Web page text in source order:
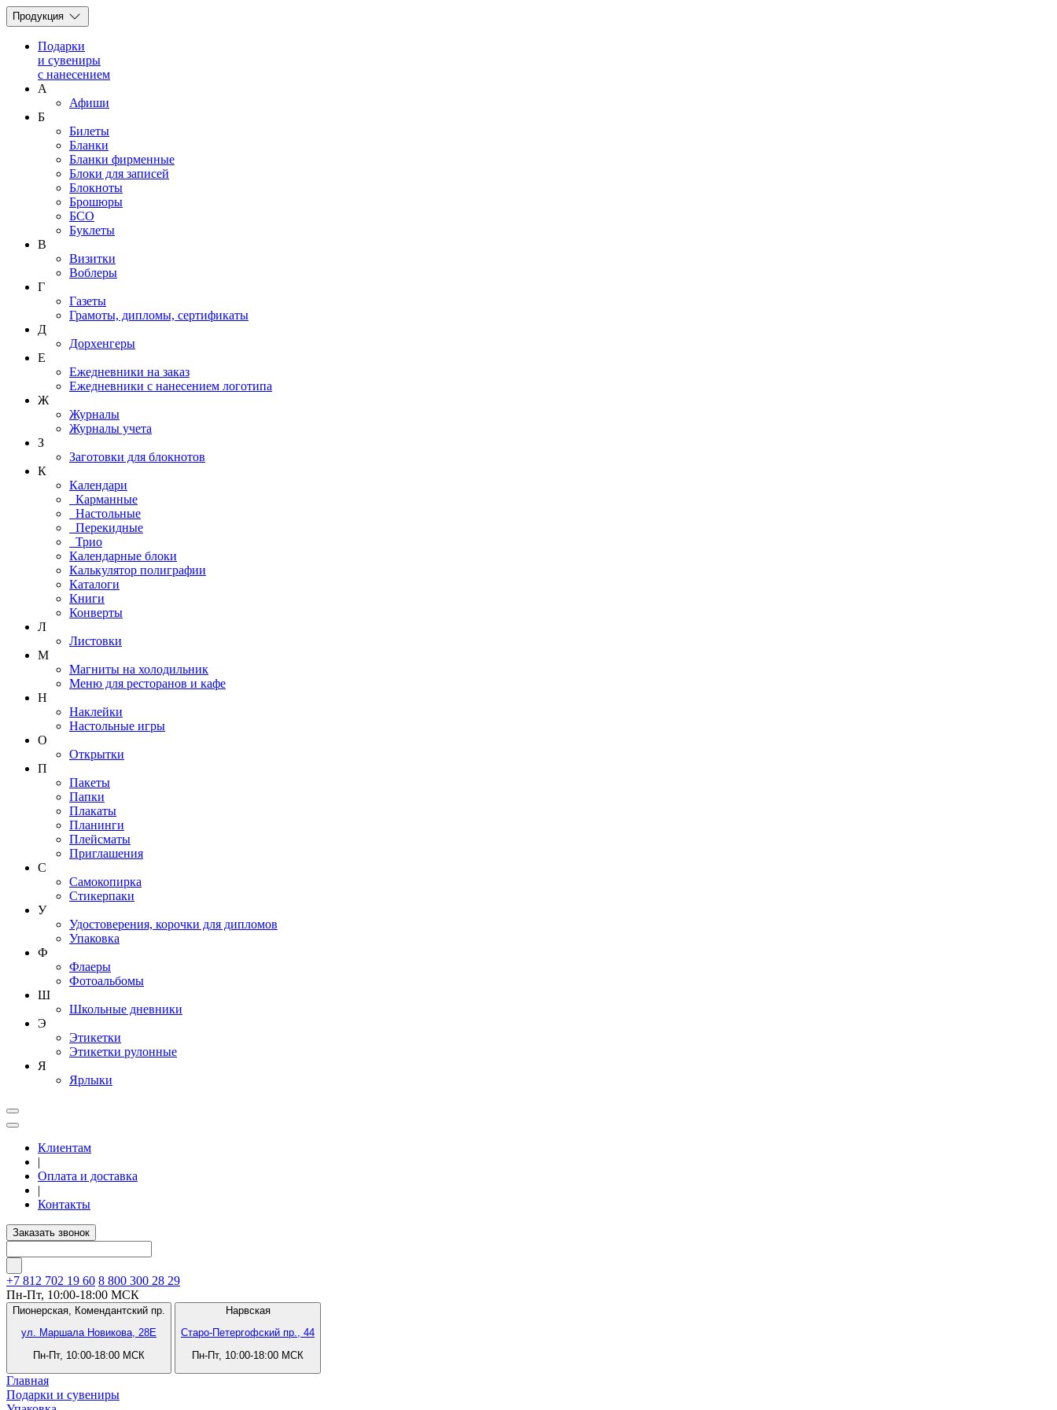
Продукция
Подарки
и сувениры
с нанесением
А
Афиши
Б
Билеты
Бланки
Бланки фирменные
Блоки для записей
Блокноты
Брошюры
БСО
Буклеты
В
Визитки
Воблеры
Г
Газеты
Грамоты, дипломы, сертификаты
Д
Дорхенгеры
Е
Ежедневники на заказ
Ежедневники с нанесением логотипа
Ж
Журналы
Журналы учета
З
Заготовки для блокнотов
К
Календари
Карманные
Настольные
Перекидные
Трио
Календарные блоки
Калькулятор полиграфии
Каталоги
Книги
Конверты
Л
Листовки
М
Магниты на холодильник
Меню для ресторанов и кафе
Н
Наклейки
Настольные игры
О
Открытки
П
Пакеты
Папки
Плакаты
Планинги
Плейсматы
Приглашения
С
Самокопирка
Стикерпаки
У
Удостоверения, корочки для дипломов
Упаковка
Ф
Флаеры
Фотоальбомы
Ш
Школьные дневники
Э
Этикетки
Этикетки рулонные
Я
Ярлыки
Клиентам
|
Оплата и доставка
|
Контакты
Заказать звонок
+7 812 702 19 60 8 800 300 28 29
Пн-Пт, 10:00-18:00 МСК
Пионерская, Комендантский пр.
ул. Маршала Новикова, 28Е
Пн-Пт, 10:00-18:00 МСК
Нарвская
Старо-Петергофский пр., 44
Пн-Пт, 10:00-18:00 МСК
Главная
Подарки и сувениры